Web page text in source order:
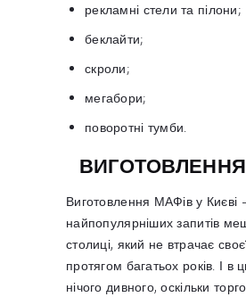
рекламні стели та пілони;
беклайти;
скроли;
мегабори;
поворотні тумби.
Виготовлення МАФів у Києві
найпопулярніших запитів
столиці, який не втрачає
протягом багатьох років. І в
нічого дивного, оскільки